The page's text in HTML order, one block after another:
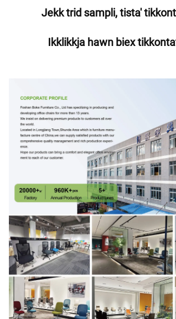
Jekk trid sampli, tista'
Ikklikkja hawn biex